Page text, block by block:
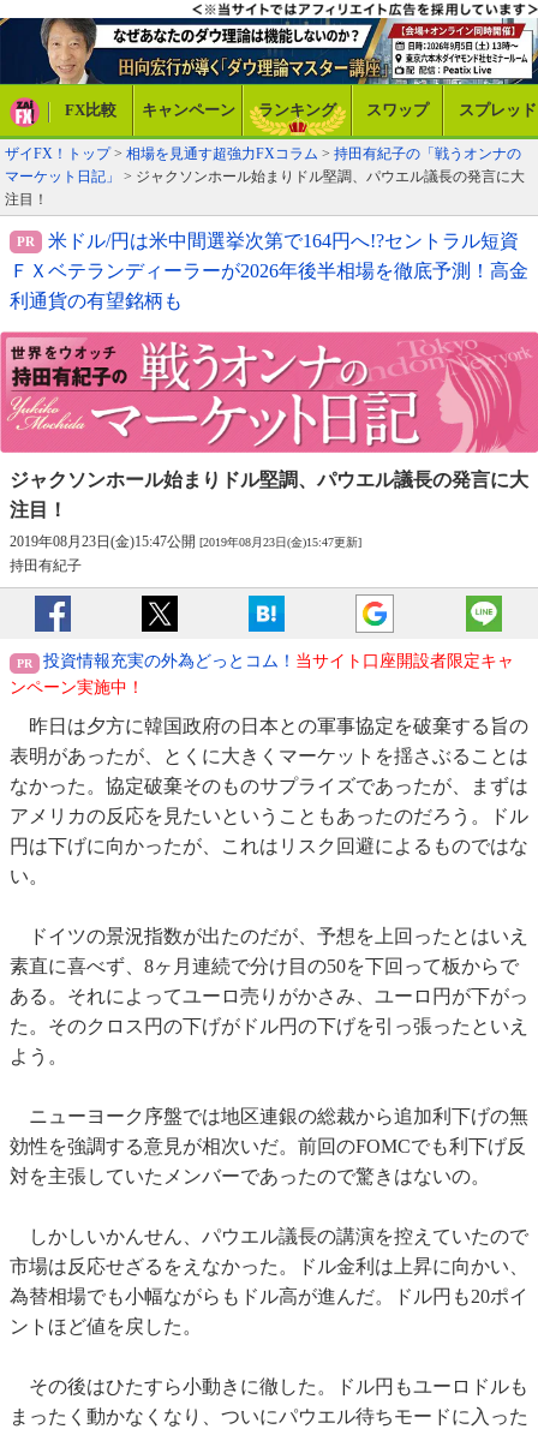
FX比較 キャンペーン ランキング スワップ スプレッド
ザイFX！トップ> 相場を見通す超強力FXコラム > 持田有紀子の「戦うオンナの
マーケット日記」
> ジャクソンホール始まりドル堅調、パウエル議長の発言に大
注目！
米ドル/円は米中間選挙次第で164円へ!?セントラル短資
ＦＸベテランディーラーが2026年後半相場を徹底予測！高金
利通貨の有望銘柄も
ジャクソンホール始まりドル堅調、パウエル議長の発言に大
注目！
2019年08月23日(金)15:47公開 [2019年08月23日(金)15:47更新]
持田有紀子
投資情報充実の外為どっとコム！ 当サイト口座開設者限定キャ
ンペーン実施中！
昨日は夕方に韓国政府の日本との軍事協定を破棄する旨の
表明があったが、とくに大きくマーケットを揺さぶることは
なかった。協定破棄そのものサプライズであったが、まずは
アメリカの反応を見たいということもあったのだろう。ドル
円は下げに向かったが、これはリスク回避によるものではな
い。
ドイツの景況指数が出たのだが、予想を上回ったとはいえ
素直に喜べず、8ヶ月連続で分け目の50を下回って板からで
ある。それによってユーロ売りがかさみ、ユーロ円が下がっ
た。そのクロス円の下げがドル円の下げを引っ張ったといえ
よう。
ニューヨーク序盤では地区連銀の総裁から追加利下げの無
効性を強調する意見が相次いだ。前回のFOMCでも利下げ反
対を主張していたメンバーであったので驚きはないの。
しかしいかんせん、パウエル議長の講演を控えていたので
市場は反応せざるをえなかった。ドル金利は上昇に向かい、
為替相場でも小幅ながらもドル高が進んだ。ドル円も20ポイ
ントほど値を戻した。
その後はひたすら小動きに徹した。ドル円もユーロドルも
まったく動かなくなり、ついにパウエル待ちモードに入った